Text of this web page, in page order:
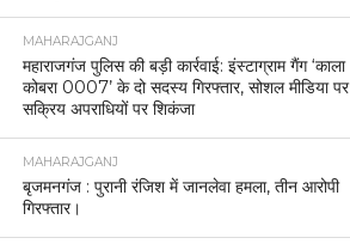
MAHARAJGANJ
महाराजगंज पुलिस की बड़ी कार्रवाई: इंस्टाग्राम गैंग ‘काला
कोबरा 0007’ के दो सदस्य गिरफ्तार, सोशल मीडिया पर
सक्रिय अपराधियों पर शिकंजा
MAHARAJGANJ
बृजमनगंज : पुरानी रंजिश में जानलेवा हमला, तीन आरोपी
गिरफ्तार।